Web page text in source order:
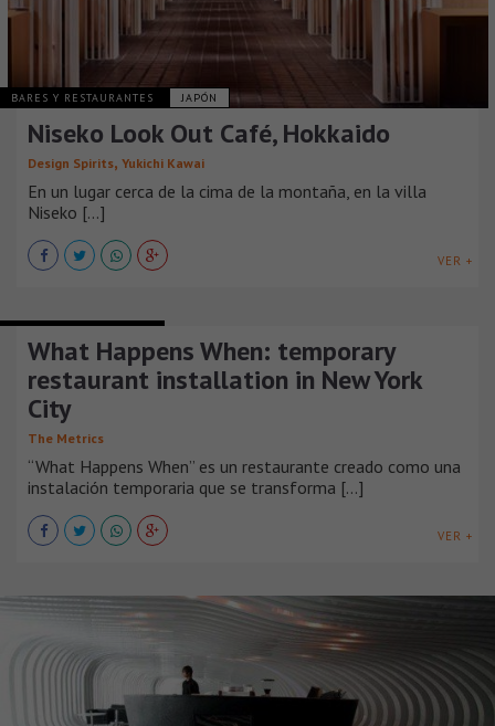
BARES Y RESTAURANTES JAPÓN
Niseko Look Out Café, Hokkaido
Design Spirits, Yukichi Kawai
En un lugar cerca de la cima de la montaña, en la villa
Niseko [...]
VER +
What Happens When: temporary
restaurant installation in New York
City
The Metrics
“What Happens When” es un restaurante creado como una
instalación temporaria que se transforma [...]
VER +